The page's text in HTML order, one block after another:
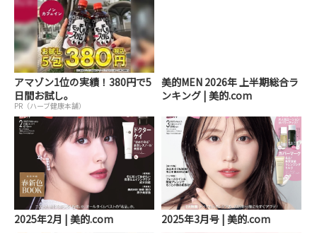
アマゾン1位の実績！380円で5
日間お試し。
PR（ハーブ健康本舗）
美的MEN 2026年 上半期総合ラ
ンキング | 美的.com
2025年2月 | 美的.com 2025年3月号 | 美的.com